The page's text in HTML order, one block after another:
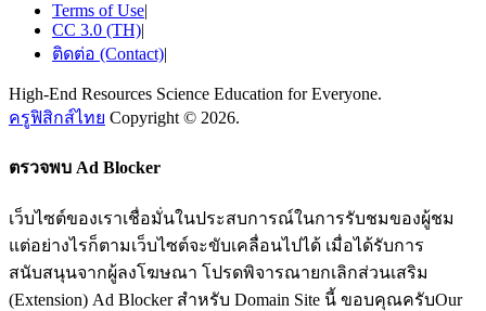
Terms of Use|
CC 3.0 (TH)|
ติดต่อ (Contact)|
High-End Resources Science Education for Everyone.
ครูฟิสิกส์ไทย Copyright © 2026.
ตรวจพบ Ad Blocker
เว็บไซต์ของเราเชื่อมั่นในประสบการณ์ในการรับชมของผู้ชม
แต่อย่างไรก็ตามเว็บไซต์จะขับเคลื่อนไปได้ เมื่อได้รับการ
สนับสนุนจากผู้ลงโฆษณา โปรดพิจารณายกเลิกส่วนเสริม
(Extension) Ad Blocker สำหรับ Domain Site นี้ ขอบคุณครับOur